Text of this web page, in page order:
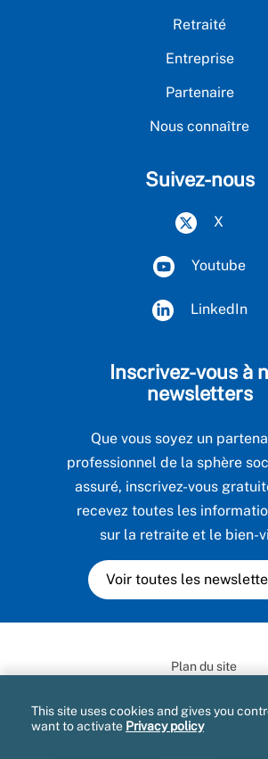
Retraité
Entreprise
Partenaire
Nous connaître
Suivez-nous
X
Youtube
LinkedIn
Inscrivez-vous à
newsletters
Que vous soyez un
professionnel de la sphère
assuré, inscrivez-vous
recevez toutes les
sur la retraite et le bien-
Voir toutes les
Plan du site
Données personnelles
This site uses cookies and gives you
want to activate Privacy policy